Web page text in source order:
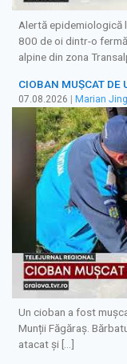
Alertă epidemiologică
800 de oi dintr-o
alpine din zona
CIOBAN MUȘCAT DE
07.08.2026 Marian
Un cioban a fost
Munții Făgăraș.
atacat și […]